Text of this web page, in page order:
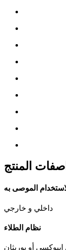
المنتج
الموصى به
داخلي و خارجي
نظام الطلاء
أو يوريثان